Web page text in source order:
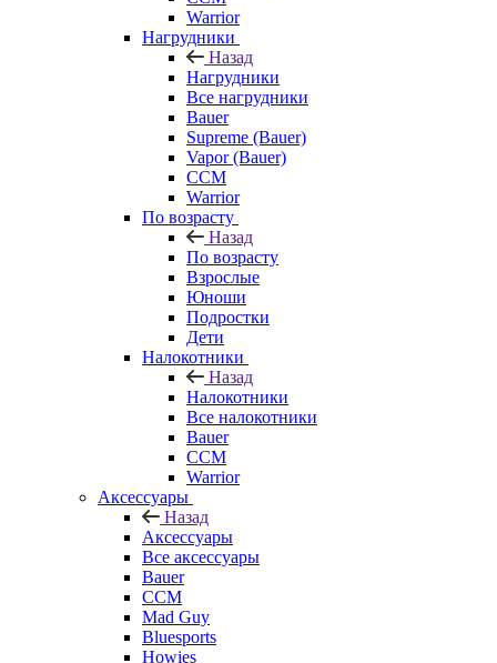
Warrior
Нагрудники
Назад
Нагрудники
Все нагрудники
Bauer
Supreme (Bauer)
Vapor (Bauer)
CCM
Warrior
По возрасту
Назад
По возрасту
Взрослые
Юноши
Подростки
Дети
Налокотники
Назад
Налокотники
Все налокотники
Bauer
CCM
Warrior
Аксессуары
Назад
Аксессуары
Все аксессуары
Bauer
CCM
Mad Guy
Bluesports
Howies